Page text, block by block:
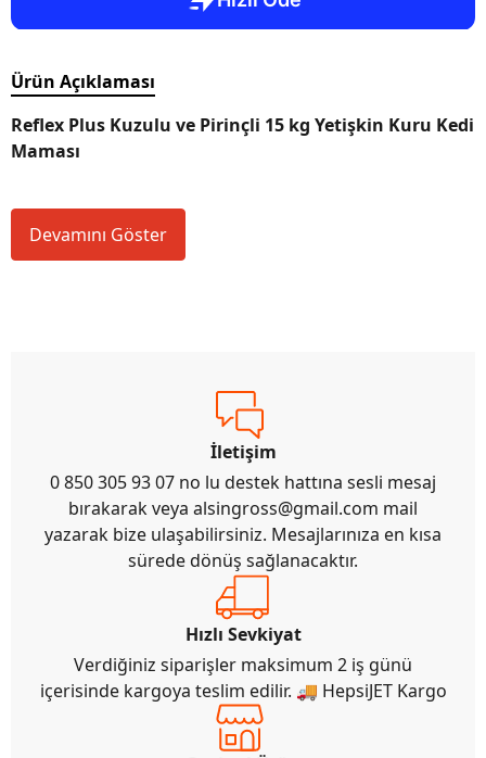
Ürün Açıklaması
Reflex Plus Kuzulu ve Pirinçli 15 kg Yetişkin Kuru Kedi
Maması
Devamını Göster
İletişim
0 850 305 93 07 no lu destek hattına sesli mesaj
bırakarak veya alsingross@gmail.com mail
yazarak bize ulaşabilirsiniz. Mesajlarınıza en kısa
sürede dönüş sağlanacaktır.
Hızlı Sevkiyat
Verdiğiniz siparişler maksimum 2 iş günü
içerisinde kargoya teslim edilir. 🚚 HepsiJET Kargo